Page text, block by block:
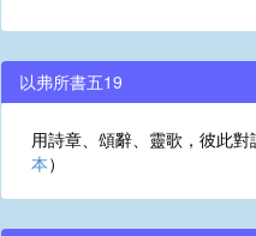
以弗所書五19
用詩章、頌辭、靈歌，彼此
本）